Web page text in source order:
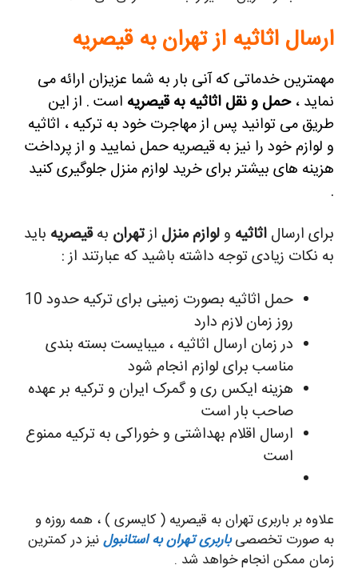
ارسال اثاثیه از تهران به قیصریه
مهمترین خدماتی که آنی بار به شما عزیزان ارائه می
نماید ،حمل و نقل اثاثیه به قیصریه است . از این
طریق می توانید پس از مهاجرت خود به ترکیه ، اثاثیه
و لوازم خود را نیز به قیصریه حمل نمایید و از پرداخت
هزینه های بیشتر برای خرید لوازم منزل جلوگیری کنید
.
برای ارسال اثاثیه ولوازم منزل ازتهران بهقیصریه باید
به نکات زیادی توجه داشته باشید که عبارتند از :
حمل اثاثیه بصورت زمینی برای ترکیه حدود 10
روز زمان لازم دارد
در زمان ارسال اثاثیه ، میبایست بسته بندی
مناسب برای لوازم انجام شود
هزینه ایکس ری و گمرک ایران و ترکیه بر عهده
صاحب بار است
ارسال اقلام بهداشتی و خوراکی به ترکیه ممنوع
است
علاوه بر باربری تهران به قیصریه ( کایسری ) ، همه روزه و
به صورت تخصصیباربری تهران به استانبولنیز در کمترین
زمان ممکن انجام خواهد شد .